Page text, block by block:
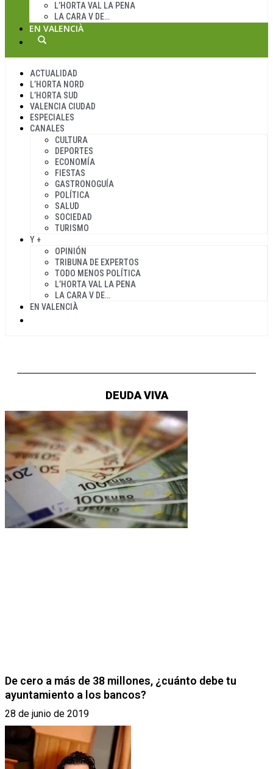
L’HORTA VAL LA PENA
LA CARA V DE…
EN VALENCIÀ
ACTUALIDAD
L’HORTA NORD
L’HORTA SUD
VALENCIA CIUDAD
ESPECIALES
CANALES
CULTURA
DEPORTES
ECONOMÍA
FIESTAS
GASTRONOGUÍA
POLÍTICA
SALUD
SOCIEDAD
TURISMO
Y +
OPINIÓN
TRIBUNA DE EXPERTOS
TODO MENOS POLÍTICA
L’HORTA VAL LA PENA
LA CARA V DE…
EN VALENCIÀ
DEUDA VIVA
De cero a más de 38 millones, ¿cuánto debe tu
ayuntamiento a los bancos?
28 de junio de 2019